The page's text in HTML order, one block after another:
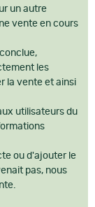
Réticules
un autre
vente en cours
les
la vente et ainsi
utilisateurs du
ou d'ajouter le
pas, nous